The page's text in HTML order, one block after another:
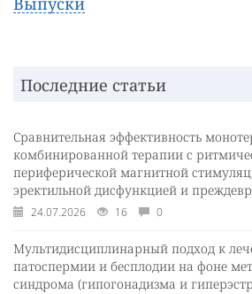
Последние статьи
Сравнительная эффективность
комбинированной терапии с
периферической магнитной
эректильной дисфункцией и
24.07.2026 16 0
Мультидисциплинарный подход к
патоспермии и бесплодии на фоне
синдрома (гипогонадизма и